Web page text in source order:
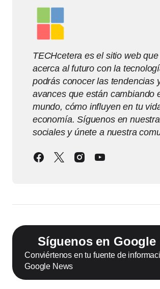
TECHcetera es el sitio web que
acerca al futuro con la
podrás conocer las tendencias
avances que están cambiando
mundo, cómo influyen en tu
economía. Síguenos en
sociales y únete a nuestra
Síguenos en Google
Conviértenos en tu fuente de
Google News